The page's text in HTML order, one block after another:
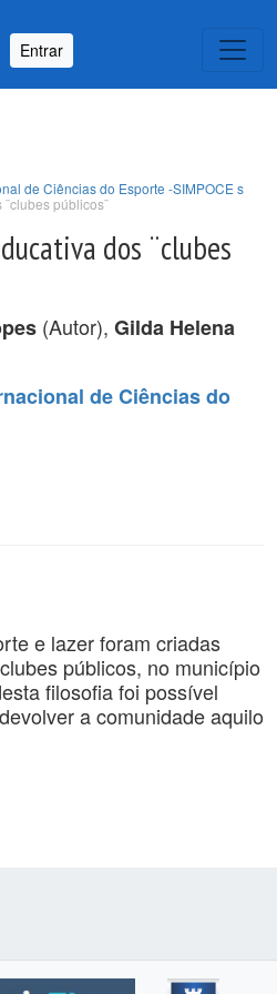
Entrar
de Ciências do Esporte -SIMPOCE s
públicos¨
dos ¨clubes
(Autor), Gilda Helena
de Ciências do
e lazer foram criadas
públicos, no município
filosofia foi possível
a comunidade aquilo